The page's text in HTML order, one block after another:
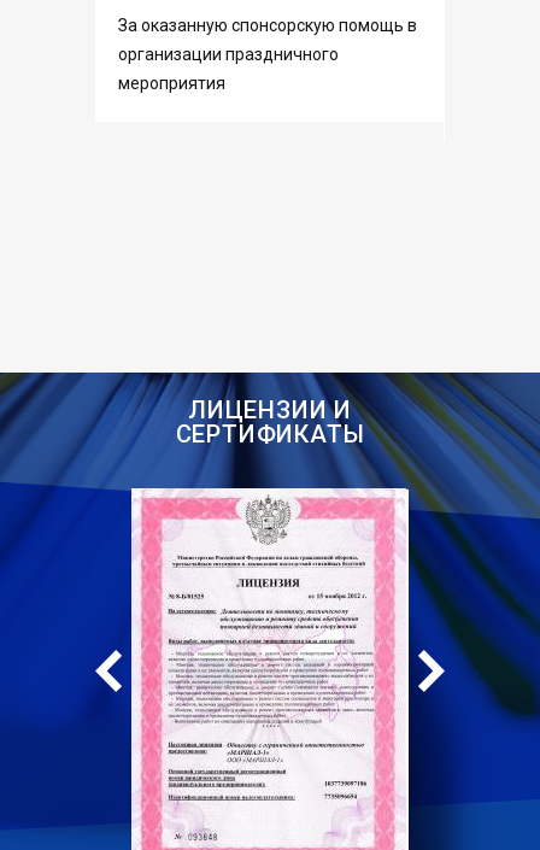
За оказанную спонсорскую помощь в
организации праздничного
мероприятия
ЛИЦЕНЗИИ И
СЕРТИФИКАТЫ